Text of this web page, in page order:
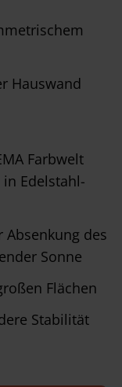
Hauswand
Farbwelt
Edelstahl-
des
Sonne
Flächen
Stabilität